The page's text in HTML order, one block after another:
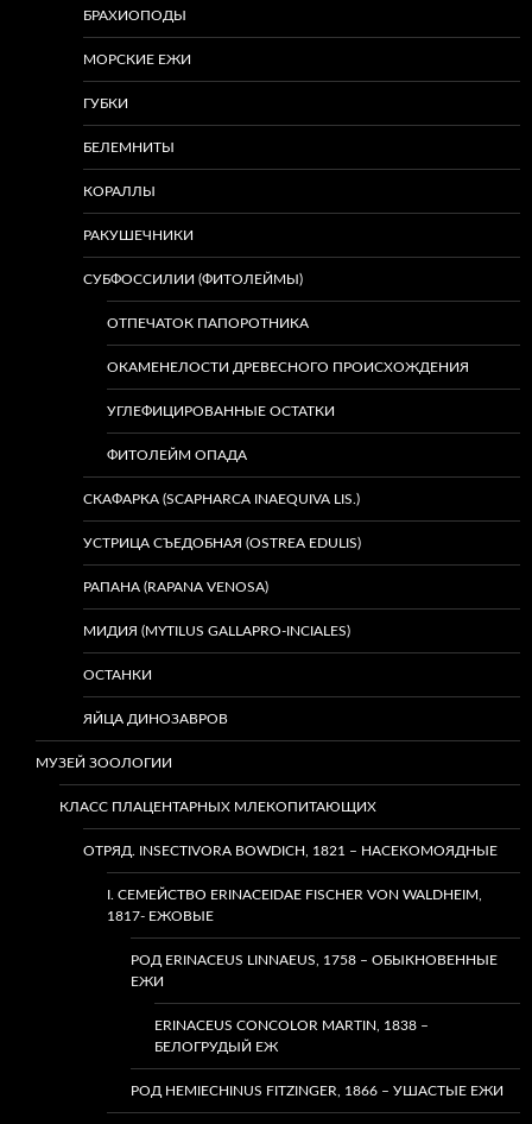
БРАХИОПОДЫ
МОРСКИЕ ЕЖИ
ГУБКИ
БЕЛЕМНИТЫ
КОРАЛЛЫ
РАКУШЕЧНИКИ
СУБФОССИЛИИ (ФИТОЛЕЙМЫ)
ОТПЕЧАТОК ПАПОРОТНИКА
ОКАМЕНЕЛОСТИ ДРЕВЕСНОГО ПРОИСХОЖДЕНИЯ
УГЛЕФИЦИРОВАННЫЕ ОСТАТКИ
ФИТОЛЕЙМ ОПАДА
СКАФАРКА (SCAPHARCA INAEQUIVA LIS.)
УСТРИЦА СЪЕДОБНАЯ (OSTREA EDULIS)
РАПАНА (RAPANA VENOSA)
МИДИЯ (MYTILUS GALLAPRO-INCIALES)
ОСТАНКИ
ЯЙЦА ДИНОЗАВРОВ
МУЗЕЙ ЗООЛОГИИ
КЛАСС ПЛАЦЕНТАРНЫХ МЛЕКОПИТАЮЩИХ
ОТРЯД. INSECTIVORA BOWDICH, 1821 – НАСЕКОМОЯДНЫЕ
I. СЕМЕЙСТВО ERINACEIDAE FISCHER VON WALDHEIM,
1817- ЕЖОВЫЕ
РОД ERINACEUS LINNAEUS, 1758 – ОБЫКНОВЕННЫЕ
ЕЖИ
ERINACEUS CONCOLOR MARTIN, 1838 –
БЕЛОГРУДЫЙ ЕЖ
РОД HEMIECHINUS FITZINGER, 1866 – УШАСТЫЕ ЕЖИ